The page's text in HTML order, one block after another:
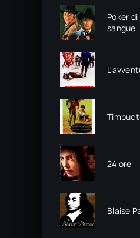
Poker di
sangue
24 ore
Blaise